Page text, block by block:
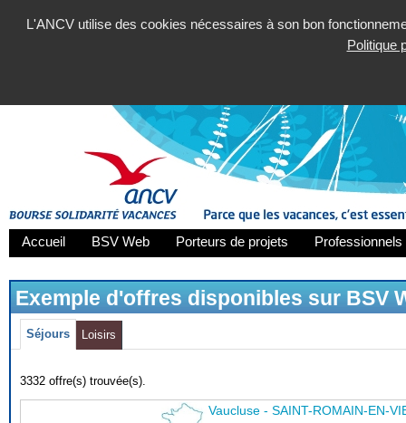
L'ANCV utilise des cookies nécessaires à son bon
Politique
Accueil BSV Web Porteurs de projets
Exemple d'offres disponibles sur BSV
Séjours Loisirs
3332 offre(s) trouvée(s).
Vaucluse - SAINT-ROMAIN-EN-